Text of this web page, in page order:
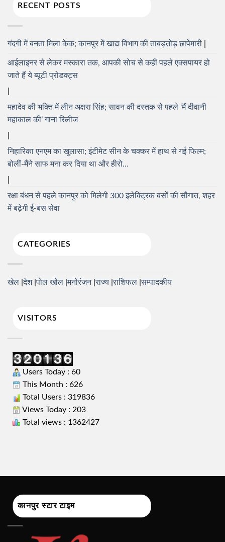
RECENT POSTS
गंदगी में बनता मिला केक; कानपुर में खाद्य विभाग की ताबड़तोड़ छापेमारी
आईलाइनर से लेकर मस्कारा तक, आपकी सोच से कहीं पहले एक्सपायर हो
जाते हैं ये ब्यूटी प्रोडक्ट्स
महादेव की भक्ति में लीन अक्षरा सिंह; सावन की दस्तक से पहले ‘मैं दीवानी
महाकाल की’ गाना रिलीज
निहारिका एनएम का खुलासा; इंटीमेट सीन के चक्कर में हाथ से गई फिल्म;
बोलीं-मैंने साफ मना कर दिया था और हीरो…
रक्षा बंधन से पहले कानपुर को मिलेगी 300 इलेक्ट्रिक बसों की सौगात, शहर
में बढ़ेगी ई-बस सेवा
CATEGORIES
खेल देश पोल खोल मनोरंजन राज्य राशिफल सम्पादकीय
VISITORS
Users Today : 60
This Month : 626
Total Users : 319836
Views Today : 203
Total views : 1362427
कानपुर स्टार टाइम